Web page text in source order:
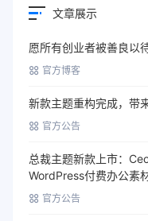
文章展示
愿所有创业者被善良以
官方博客
新款主题重构完成，带
官方公告
总裁主题新款上市：
WordPress付费办公素
官方公告